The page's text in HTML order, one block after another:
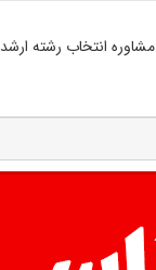
مشاوره انتخاب رشته ارشد